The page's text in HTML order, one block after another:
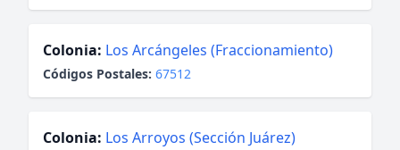
Colonia: Los Arcángeles (Fraccionamiento)
Códigos Postales: 67512
Colonia: Los Arroyos (Sección Juárez)